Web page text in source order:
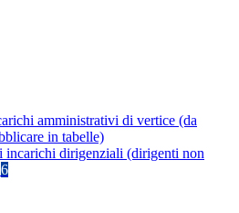
amministrativi di vertice (da
in tabelle)
incarichi dirigenziali (dirigenti non
6